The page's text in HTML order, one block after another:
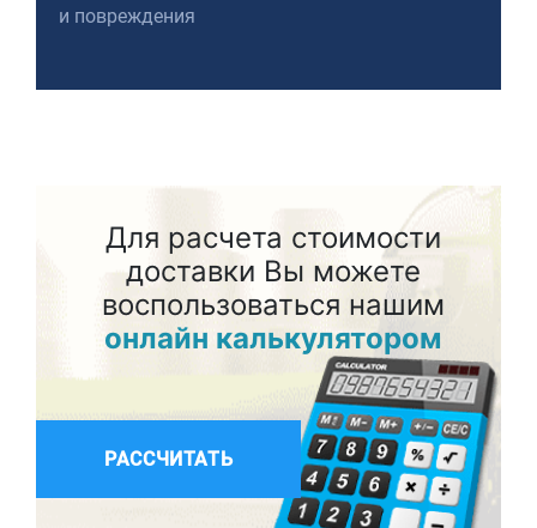
и повреждения
Для расчета стоимости
доставки Вы можете
воспользоваться нашим
онлайн калькулятором
РАССЧИТАТЬ